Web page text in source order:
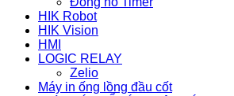
HIK Robot
HIK Vision
HMI
LOGIC RELAY
Zelio
Máy in ống lồng đầu cốt